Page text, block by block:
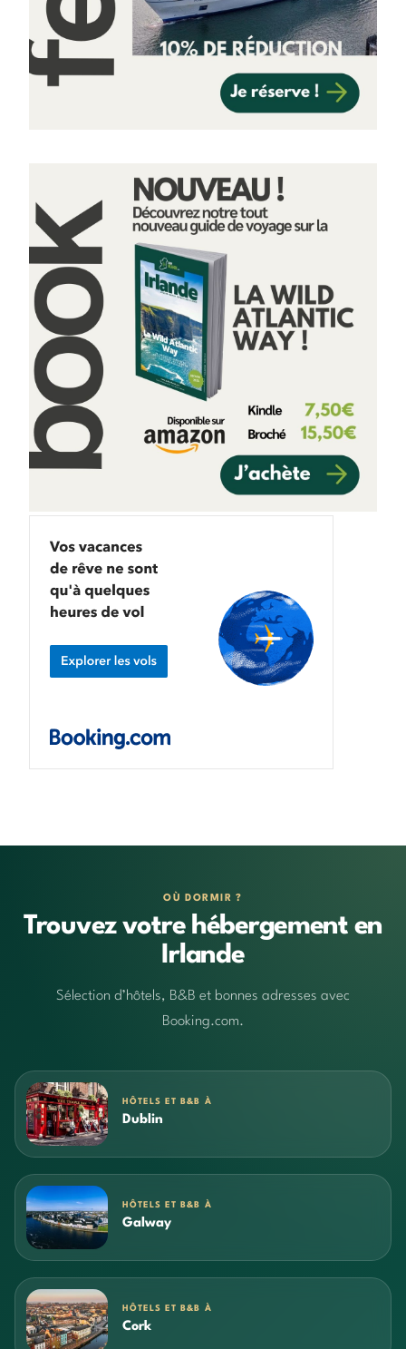
OÙ DORMIR ?
Trouvez votre hébergement en
Irlande
Sélection d’hôtels, B&B et bonnes adresses avec
Booking.com.
HÔTELS ET B&B À
Dublin
HÔTELS ET B&B À
Galway
HÔTELS ET B&B À
Cork